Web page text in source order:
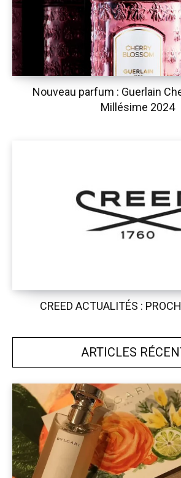
Nouveau parfum : Guerlain
Millésime 2024
CREED ACTUALITÉS :
ARTICLES